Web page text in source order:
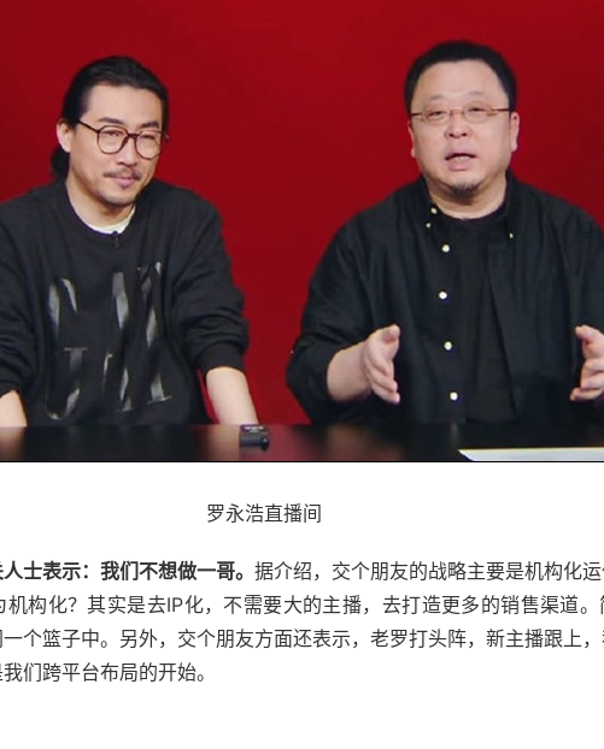
罗永浩直播间
士表示：我们不想做一哥。 据介绍，交个朋友的战略主要是机构化
机构化？其实是去IP化，不需要大的主播，去打造更多的销售渠道
个篮子中。另外，交个朋友方面还表示，老罗打头阵，新主播跟上
们跨平台布局的开始。